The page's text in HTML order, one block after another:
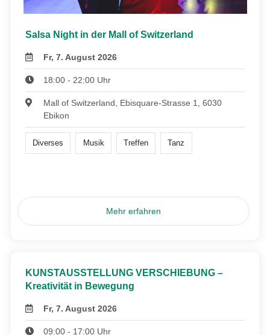
Salsa Night in der Mall of Switzerland
Fr, 7. August 2026
18:00 - 22:00 Uhr
Mall of Switzerland, Ebisquare-Strasse 1, 6030
Ebikon
Diverses Musik Treffen Tanz
Mehr erfahren
KUNSTAUSSTELLUNG VERSCHIEBUNG –
Kreativität in Bewegung
Fr, 7. August 2026
09:00 - 17:00 Uhr